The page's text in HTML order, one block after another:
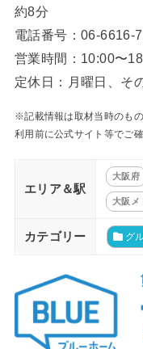
約8分
電話番号：06-6616-
営業時間：10:00〜
定休日：月曜日、そ
※記載情報は取材当時のも
利用前に公式サイト等でご確
エリア＆駅
大阪府
大阪メ
カテゴリー グ